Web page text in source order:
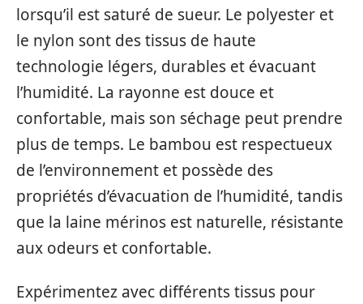
lorsqu’il est saturé de sueur. Le polyester et
le nylon sont des tissus de haute
technologie légers, durables et évacuant
l’humidité. La rayonne est douce et
confortable, mais son séchage peut prendre
plus de temps. Le bambou est respectueux
de l’environnement et possède des
propriétés d’évacuation de l’humidité, tandis
que la laine mérinos est naturelle, résistante
aux odeurs et confortable.
Expérimentez avec différents tissus pour